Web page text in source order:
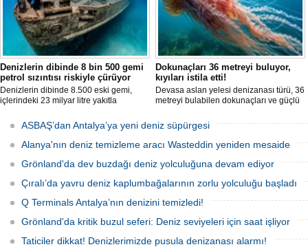
Denizlerin dibinde 8 bin 500 gemi
petrol sızıntısı riskiyle çürüyor
Denizlerin dibinde 8.500 eski gemi,
içlerindeki 23 milyar litre yakıtla
enkazlardan olası petrol sızıntılarının
deniz ekosistemleri için büyük bir tehdit
oluşturduğunu belirtiyor.
Dokunaçları 36 metreyi buluyor,
kıyıları istila etti!
Devasa aslan yelesi denizanası türü, 36
metreyi bulabilen dokunaçları ve güçlü
akıntıların bu olağan dışı yoğunluğa
neden olduğunu belirtiyor.
ASBAŞ’dan Antalya’ya yeni deniz süpürgesi
Alanya'nın deniz temizleme aracı Wasteddin yeniden mesaide
Grönland'da dev buzdağı deniz yolculuğuna devam ediyor
Çıralı’da yavru deniz kaplumbağalarının zorlu yolculuğu başladı
Q Terminals Antalya’nın denizini temizledi!
Grönland'da kritik buzul seferi: Deniz seviyeleri için saat işliyor
Taticiler dikkat! Denizlerimizde pusula denizanası alarmı!